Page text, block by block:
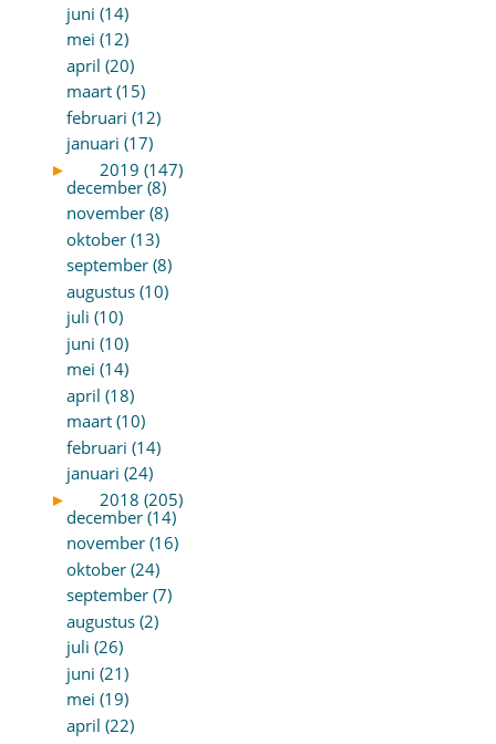
juni (14)
mei (12)
april (20)
maart (15)
februari (12)
januari (17)
►
2019 (147)
december (8)
november (8)
oktober (13)
september (8)
augustus (10)
juli (10)
juni (10)
mei (14)
april (18)
maart (10)
februari (14)
januari (24)
►
2018 (205)
december (14)
november (16)
oktober (24)
september (7)
augustus (2)
juli (26)
juni (21)
mei (19)
april (22)